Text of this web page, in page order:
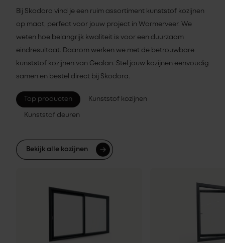
Bij Skodora vind je een ruim assortiment kunststof kozijnen
op maat, perfect voor jouw project in Wormerveer. We
weten hoe belangrijk kwaliteit is voor een duurzaam
eindresultaat. Daarom werken we met de betrouwbare
kunststof kozijnen van Gealan. Stel jouw kozijnen eenvoudig
samen en bestel direct bij Skodora.
Top producten Kunststof kozijnen
Kunststof deuren
Bekijk alle kozijnen